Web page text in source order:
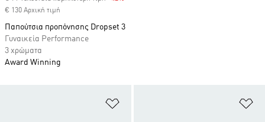
Προσθήκη στη Λίστα Επιθυμιών
€ 130 Αρχική τιμή
Παπούτσια προπόνησης Dropset 3
Γυναικεία Performance
3 χρώματα
Award Winning